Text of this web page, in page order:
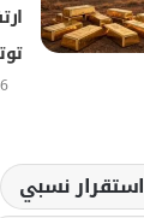
استقرار نسبي